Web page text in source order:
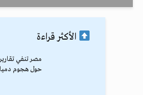
الأكثر قراءة
مصر تنفي
حول هجوم